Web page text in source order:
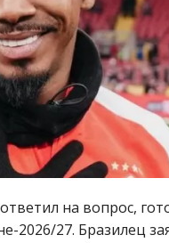
на вопрос,
2026/27. Бразилец